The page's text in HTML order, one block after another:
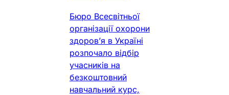
Бюро Всесвітньої
організації охорони
здоров’я в Україні
розпочало відбір
учасників на
безкоштовний
навчальний курс,